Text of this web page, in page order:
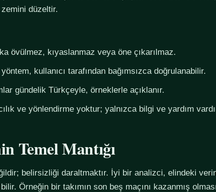
düzeltir.
övülmez, kıyaslanmaz veya öne çıkarılmaz.
kullanıcı tarafından bağımsızca doğrulanabilir.
gündelik Türkçeyle, örneklerle açıklanır.
ve yönlendirme yoktur; yalnızca bilgi ve yardım
Temel Mantığı
belirsizliği daraltmaktır. İyi bir analizci, elindeki
Örneğin bir takımın son beş maçını kazanmış